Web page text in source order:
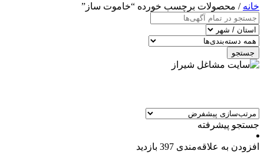
خانه / محصولات برچسب خورده “خاموت ساز”
جستجو
جستجو پیشرفته
افزودن به علاقه‌مندی 397 بازدید